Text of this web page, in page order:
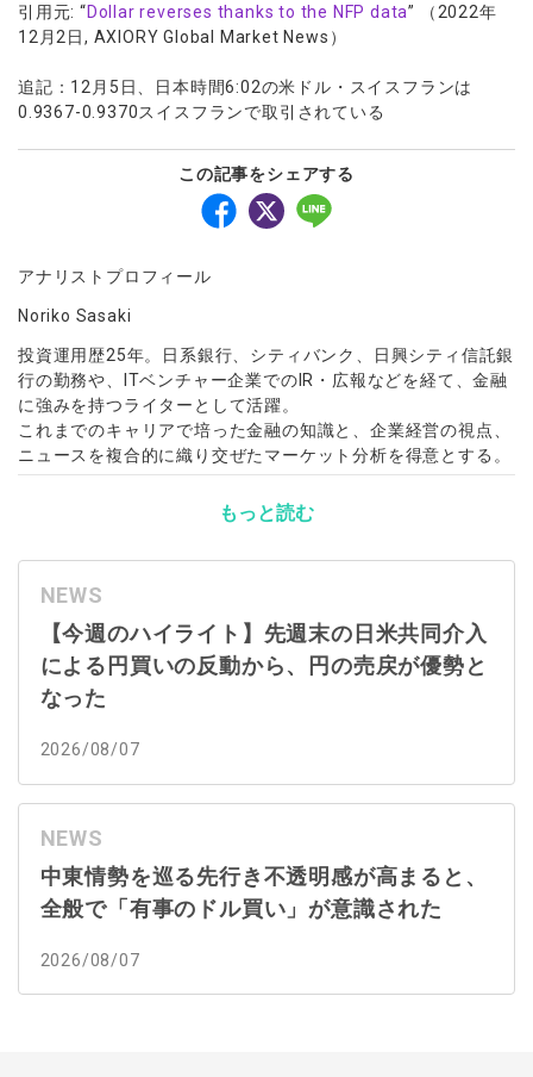
引用元: “Dollar reverses thanks to the NFP data” （2022年
12月2日, AXIORY Global Market News）
追記：12月5日、日本時間6:02の米ドル・スイスフランは
0.9367-0.9370スイスフランで取引されている
この記事をシェアする
アナリストプロフィール
Noriko Sasaki
投資運用歴25年。日系銀行、シティバンク、日興シティ信託銀
行の勤務や、ITベンチャー企業でのIR・広報などを経て、金融
に強みを持つライターとして活躍。
これまでのキャリアで培った金融の知識と、企業経営の視点、
ニュースを複合的に織り交ぜたマーケット分析を得意とする。
もっと読む
NEWS
【今週のハイライト】先週末の日米共同介入
による円買いの反動から、円の売戻が優勢と
なった
2026/08/07
NEWS
中東情勢を巡る先行き不透明感が高まると、
全般で「有事のドル買い」が意識された
2026/08/07